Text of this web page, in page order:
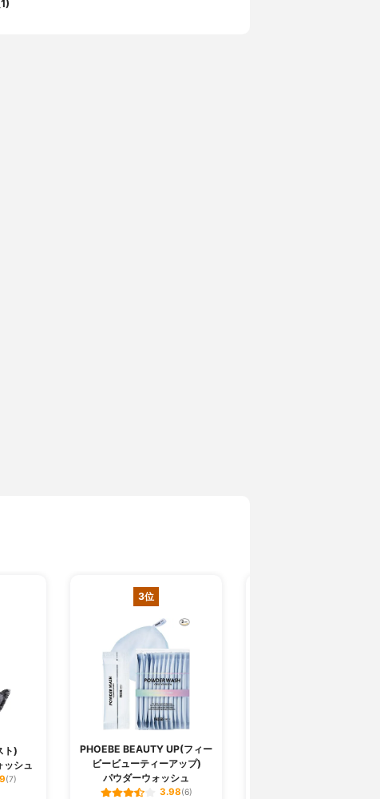
ト)
ッシュ
(7)
3位
PHOEBE BEAUTY UP(フィー
ビービューティーアップ)
パウダーウォッシュ
3.98(6)